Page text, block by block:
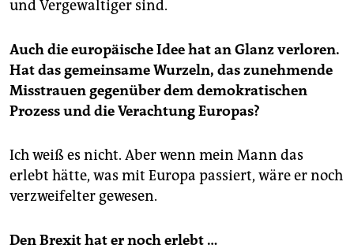
und Vergewaltiger sind.
Auch die europäische Idee hat an Glanz verloren.
Hat das gemeinsame Wurzeln, das zunehmende
Misstrauen gegenüber dem demokratischen
Prozess und die Verachtung Europas?
Ich weiß es nicht. Aber wenn mein Mann das
erlebt hätte, was mit Europa passiert, wäre er noch
verzweifelter gewesen.
Den Brexit hat er noch erlebt …